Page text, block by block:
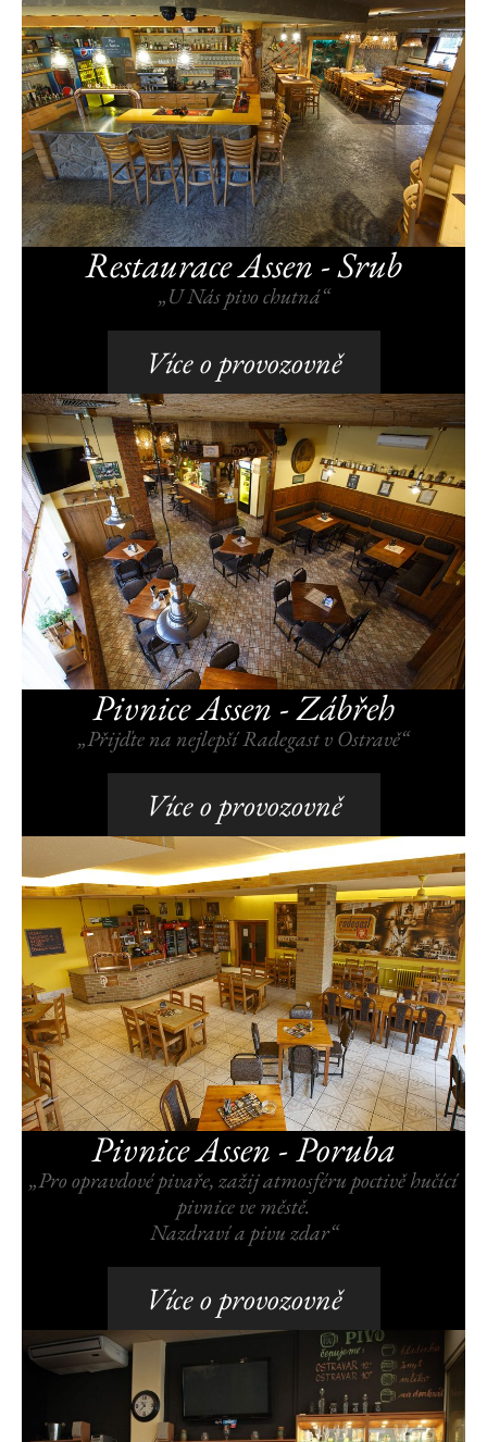
Restaurace Assen - Srub
„U Nás pivo chutná“
Více o provozovně
Pivnice Assen - Zábřeh
„Přijďte na nejlepší Radegast v Ostravě“
Více o provozovně
Pivnice Assen - Poruba
„Pro opravdové pivaře, zažij atmosféru poctivě hučící
pivnice ve městě.
Nazdraví a pivu zdar“
Více o provozovně